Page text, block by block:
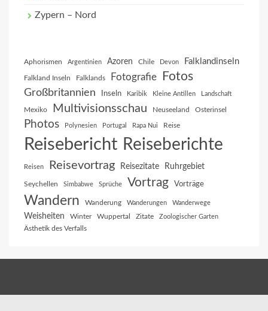
Zypern – Nord
Aphorismen Argentinien Azoren Chile Devon Falklandinseln
Falkland Inseln Falklands Fotografie Fotos
Großbritannien Inseln Karibik Kleine Antillen Landschaft
Mexiko Multivisionsschau Neuseeland Osterinsel
Photos Polynesien Portugal Rapa Nui Reise
Reisebericht Reiseberichte
Reisen Reisevortrag Reisezitate Ruhrgebiet
Seychellen Simbabwe Sprüche Vortrag Vorträge
Wandern Wanderung Wanderungen Wanderwege
Weisheiten Winter Wuppertal Zitate Zoologischer Garten
Ästhetik des Verfalls